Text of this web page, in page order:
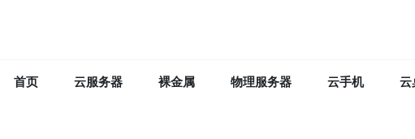
首页 云服务器 裸金属 物理服务器 云手机 云